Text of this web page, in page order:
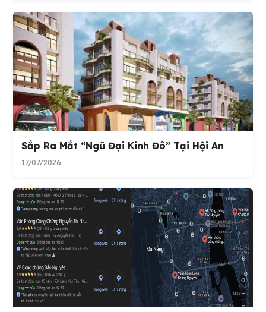
Sắp Ra Mắt “ngũ Đại Kinh Đô” Tại Hội An
17/07/2026